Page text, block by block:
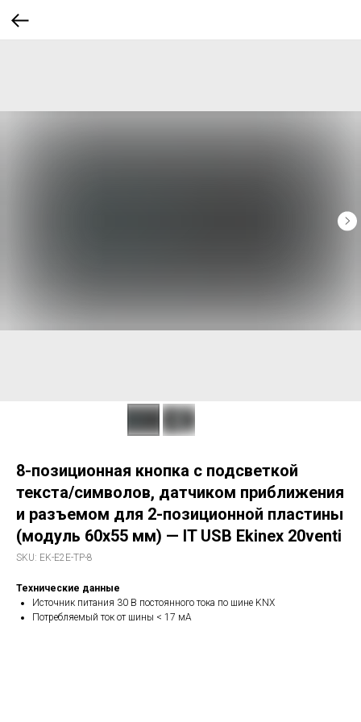
8-позиционная кнопка с подсветкой
текста/символов, датчиком приближения
и разъемом для 2-позиционной пластины
(модуль 60x55 мм) — IT USB Ekinex 20venti
SKU: EK-E2E-TP-8
Технические данные
Источник питания 30 В постоянного тока по шине KNX
Потребляемый ток от шины < 17 мА